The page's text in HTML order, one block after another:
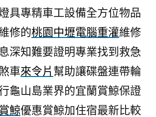
具專精車工設備全方位物品
修的桃園中壢電腦重灌維修
深知難要證明專業找到救急
車來令片 幫助讓碟盤連帶輪
龜山島業界的宜蘭賞鯨保證
鯨優惠賞鯨加住宿最新比較